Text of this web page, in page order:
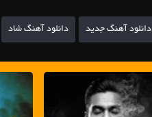
دانلود آهنگ جدید دانلود آهنگ شاد